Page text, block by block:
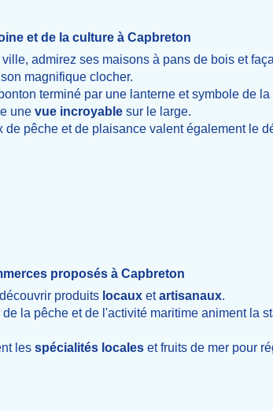
et de la culture à Capbreton
admirez ses maisons à pans de bois et
magnifique clocher.
terminé par une lanterne et symbole de
une vue incroyablesur le large.
de pêche et de plaisance valent également le
proposés à Capbreton
produits locaux etartisanaux.
de la pêche et de l'activité maritime animent la
les spécialités locales et fruits de mer pour